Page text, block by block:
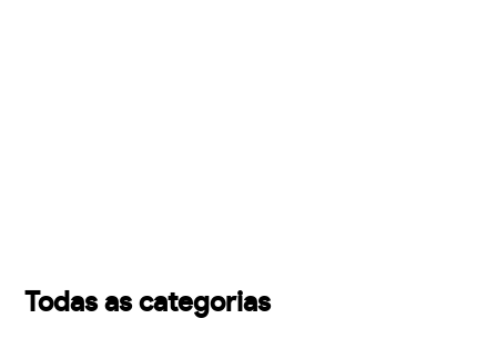
Todas as categorias